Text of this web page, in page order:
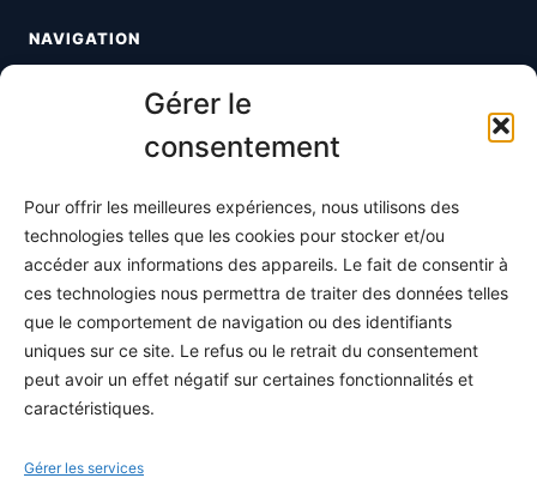
Gérer le
consentement
Pour offrir les meilleures expériences, nous utilisons des
technologies telles que les cookies pour stocker et/ou
accéder aux informations des appareils. Le fait de consentir à
ces technologies nous permettra de traiter des données telles
que le comportement de navigation ou des identifiants
uniques sur ce site. Le refus ou le retrait du consentement
peut avoir un effet négatif sur certaines fonctionnalités et
caractéristiques.
Gérer les services
NAVIGATION
Toutes les maths
S'abonner
À propos
Contact / Support
Mes publications
INFORMATIONS LÉGALES